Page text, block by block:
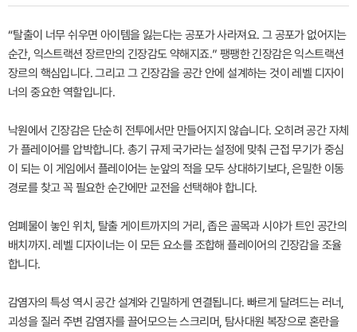
“탈출이 너무 쉬우면 아이템을 잃는다는 공포가 사라져요. 그 공포가 없어지는
순간, 익스트랙션 장르만의 긴장감도 약해지죠.” 팽팽한 긴장감은 익스트랙션
장르의 핵심입니다. 그리고 그 긴장감을 공간 안에 설계하는 것이 레벨 디자이
너의 중요한 역할입니다.
낙원에서 긴장감은 단순히 전투에서만 만들어지지 않습니다. 오히려 공간 자체
가 플레이어를 압박합니다. 총기 규제 국가라는 설정에 맞춰 근접 무기가 중심
이 되는 이 게임에서 플레이어는 눈앞의 적을 모두 상대하기보다, 은밀한 이동
경로를 찾고 꼭 필요한 순간에만 교전을 선택해야 합니다.
엄폐물이 놓인 위치, 탈출 게이트까지의 거리, 좁은 골목과 시야가 트인 공간의
배치까지. 레벨 디자이너는 이 모든 요소를 조합해 플레이어의 긴장감을 조율
합니다.
감염자의 특성 역시 공간 설계와 긴밀하게 연결됩니다. 빠르게 달려드는 러너,
괴성을 질러 주변 감염자를 끌어모으는 스크리머, 탐사대원 복장으로 혼란을